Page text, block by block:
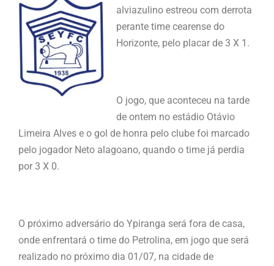
alviazulino estreou com derrota
perante time cearense do
Horizonte, pelo placar de 3 X 1.
O jogo, que aconteceu na tarde
de ontem no estádio Otávio
Limeira Alves e o gol de honra pelo clube foi marcado
pelo jogador Neto alagoano, quando o time já perdia
por 3 X 0.
O próximo adversário do Ypiranga será fora de casa,
onde enfrentará o time do Petrolina, em jogo que será
realizado no próximo dia 01/07, na cidade de